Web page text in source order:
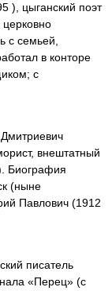
), цыганский поэт
церковно
с семьей,
в конторе
с
внештатный
Биография
(ныне
Павлович (1912
писатель
«Перец» (с